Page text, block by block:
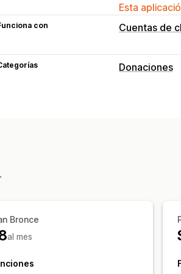
Esta
con Cuentas de
Donaciones
Páginas de
Bronce
al mes